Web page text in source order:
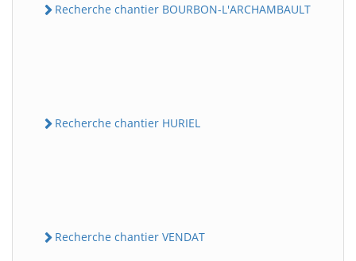
Recherche chantier BOURBON-L'ARCHAMBAULT
Recherche chantier HURIEL
Recherche chantier VENDAT